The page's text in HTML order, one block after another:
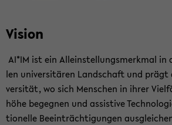
Vi­si­on
AI*IM ist ein Al­lein­stel­lungs­merk­mal
len uni­ver­si­tä­ren Land­schaft und
ver­si­tät, wo sich Men­schen in ihrer
hö­he be­geg­nen und as­sis­ti­ve
tio­nel­le Be­ein­träch­ti­gun­gen